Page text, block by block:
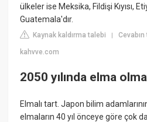
ülkeler ise Meksika, Fildişi Kıyısı,
Guatemala'dır.
Kaynak kaldırma talebi |
kahvve.com
2050 yılında elma
Elmalı tart. Japon bilim
elmaların 40 yıl önceye göre çok